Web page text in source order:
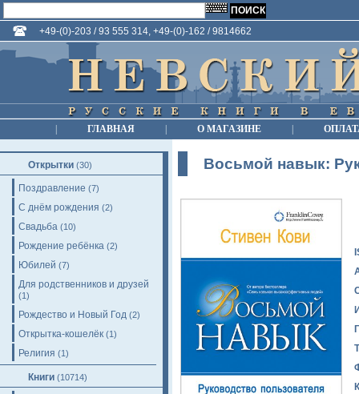
+49-(0)-203 / 93 555 314, +49-(0)-162 / 9814662
ГЛАВНАЯ О МАГАЗИНЕ
Открытки (30)
Поздравление (7)
С днём рождения (2)
Свадьба (10)
Рождение ребёнка (2)
Юбилей (7)
Для родственников и друзей
(1)
Рождество и Новый Год (2)
Открытка-кошелёк (1)
Религия (1)
Книги (10714)
Восьмой навык: